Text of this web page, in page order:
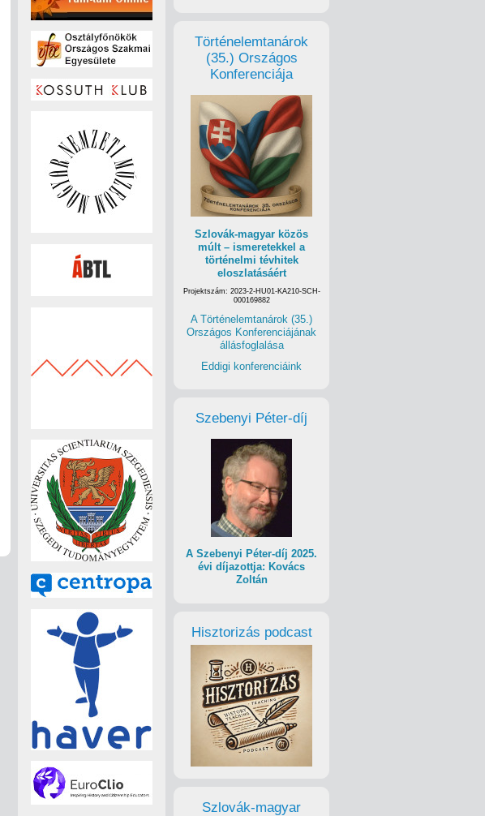
Történelemtanárok
(35.) Országos
Konferenciája
Szlovák-magyar közös
múlt – ismeretekkel a
történelmi tévhitek
eloszlatásáért
Projektszám: 2023-2-HU01-KA210-SCH-
000169882
A Történelemtanárok (35.)
Országos Konferenciájának
állásfoglalása
Eddigi konferenciáink
Szebenyi Péter-díj
A Szebenyi Péter-díj 2025.
évi díjazottja: Kovács
Zoltán
Hisztorizás podcast
Szlovák-magyar